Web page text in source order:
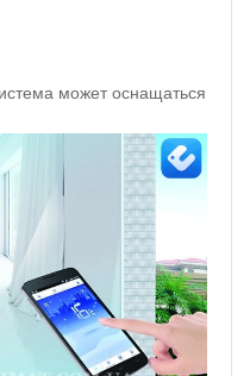
может оснащаться